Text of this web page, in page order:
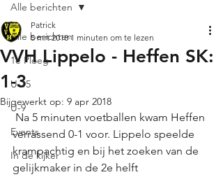
Alle berichten
1e Ploeg
U-15
U-9
Events
In de kijker
Alle berichten
VVH Lippelo - Heffen SK:
1-3
Patrick
5 mrt 2018 1 minuten om te lezen
Bijgewerkt op: 9 apr 2018
verrassend 0-1 voor. Lippelo speelde
krampachtig en bij het zoeken van de
gelijkmaker in de 2e helft